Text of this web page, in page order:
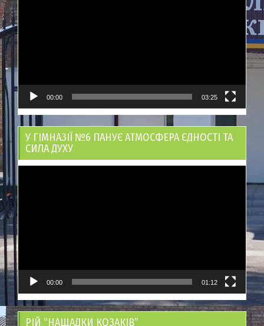
00:00 03:25
У ГІМНАЗІЇ №6 ПАНУЄ АТМОСФЕРА ЄДНОСТІ ТА
СИЛА ДУХУ
00:00 01:12
РІЙ “НАЩАДКИ КОЗАКІВ”